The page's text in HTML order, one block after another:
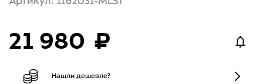
21 980 ₽
Нашли дешевле?